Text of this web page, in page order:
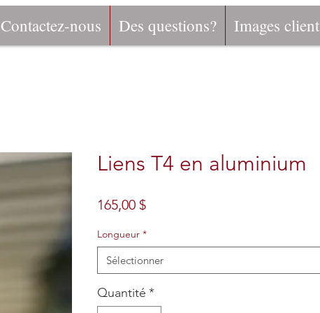
Contactez-nous Des questions? Images client
Liens T4 en aluminium
165,00 $Prix
Longueur *
Sélectionner
Quantité *